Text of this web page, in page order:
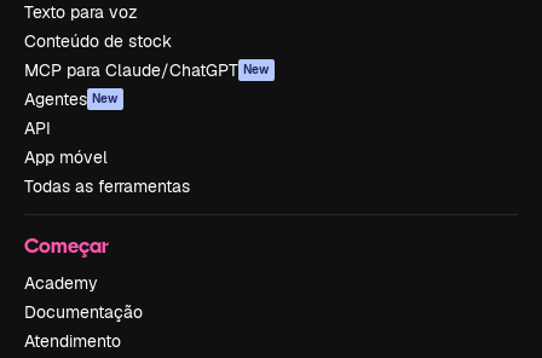
Texto para voz
Conteúdo de stock
MCP para Claude/ChatGPT New
Agentes New
API
App móvel
Todas as ferramentas
Começar
Academy
Documentação
Atendimento